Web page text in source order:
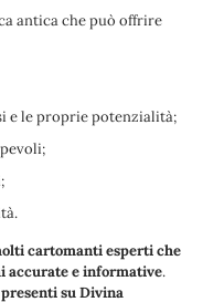
antica che può offrire
e le proprie potenzialità;
cartomanti esperti che
accurate e informative.
su Divina